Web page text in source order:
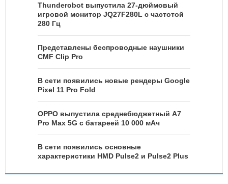
Thunderobot выпустила 27-дюймовый
игровой монитор JQ27F280L с частотой
280 Гц
Представлены беспроводные наушники
CMF Clip Pro
В сети появились новые рендеры Google
Pixel 11 Pro Fold
OPPO выпустила среднебюджетный A7
Pro Max 5G с батареей 10 000 мАч
В сети появились основные
характеристики HMD Pulse2 и Pulse2 Plus